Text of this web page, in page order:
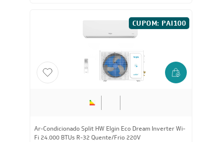
CUPOM: PAI100
Ar-Condicionado Split HW Elgin Eco Dream Inverter Wi-
Fi 24.000 BTUs R-32 Quente/Frio 220V